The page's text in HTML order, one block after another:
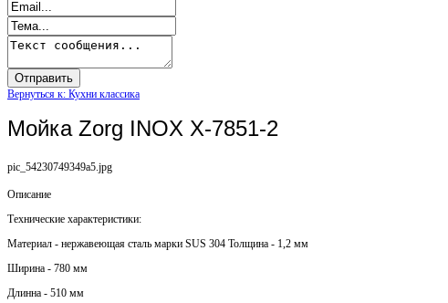
Вернуться к: Кухни классика
Мойка Zorg INOX X-7851-2
pic_54230749349a5.jpg
Описание
Технические характеристики:
Материал - нержавеющая сталь марки SUS 304 Толщина - 1,2 мм
Ширина - 780 мм
Длинна - 510 мм